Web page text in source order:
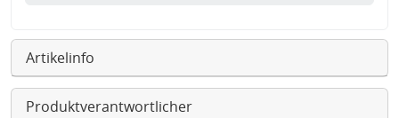
Artikelinfo
Produktverantwortlicher